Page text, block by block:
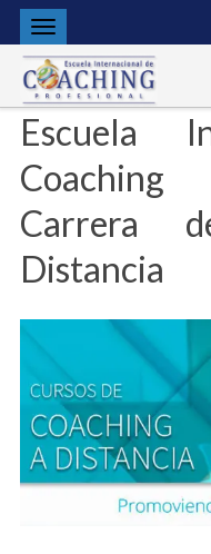
Escuela
Carrera
Distancia